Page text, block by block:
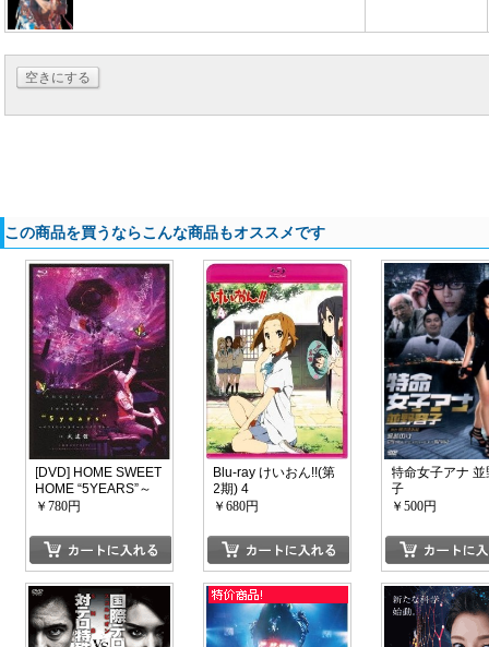
空きにする
この商品を買うならこんな商品もオススメです
[DVD] HOME SWEET
HOME “5YEARS”～
ベストヒット＆オー
道館 阿波のMY KEYS
ピアノ弾き語りライ
ブinアステイとくしま
￥780円
Blu-ray けいおん!!(第
2期) 4
￥680円
特命女子アナ
子
￥500円